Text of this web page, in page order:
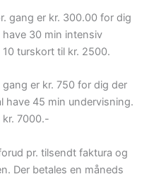
gang er kr. 300.00 for dig
30 min intensiv
turskort til kr. 2500.
er kr. 750 for dig der
have 45 min undervisning.
kr. 7000.-
pr. tilsendt faktura og
Der betales en måneds